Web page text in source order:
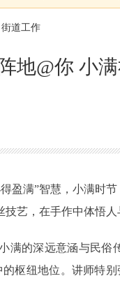
街道工作
地@你 小
满”智慧，小满时节
艺，在手作中体悟人
的深远意涵与民俗
枢纽地位。讲师特